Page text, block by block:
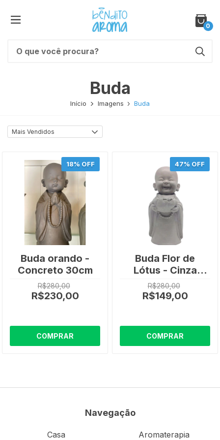
0
Buda
Início Imagens Buda
18% OFF
Buda orando -
Concreto 30cm
R$280,00
R$230,00
COMPRAR
47% OFF
Buda Flor de
Lótus - Cinza
30cm
R$280,00
R$149,00
COMPRAR
Navegação
Casa
Aromaterapia